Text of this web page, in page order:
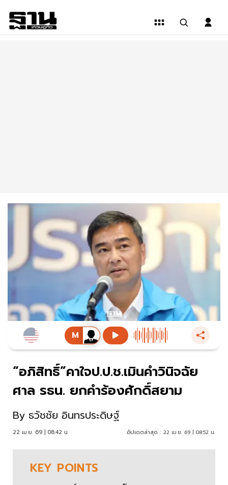
“อภิสิทธิ์”คาใจป.ป.ช.เมินคำวินิจฉัย
ศาล รธน. ยกคำร้องศักดิ์สยาม
By ธวัชชัย อินทรประดิษฐ์
22 เม.ย. 69 | 08:42 น. อัปเดตล่าสุด : 22 เม.ย. 69 | 08:52 น.
KEY POINTS